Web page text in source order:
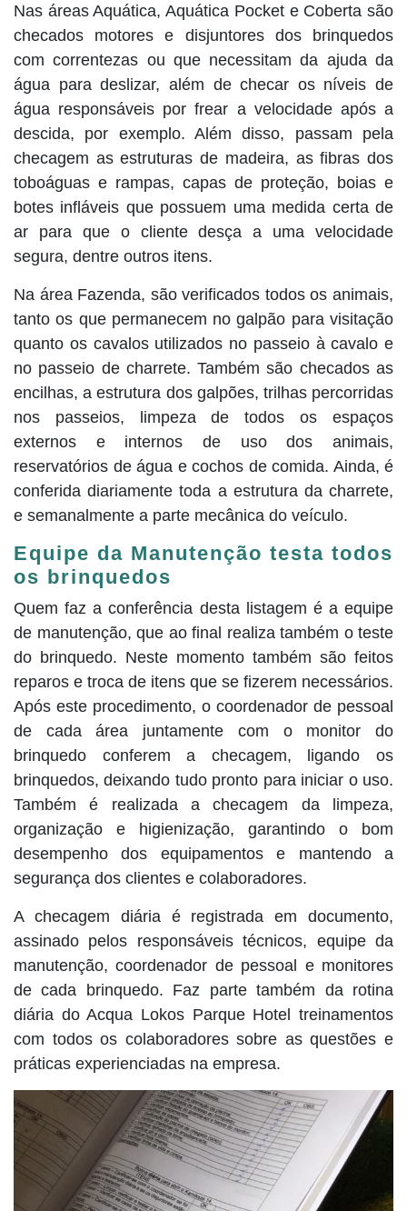
Nas áreas Aquática, Aquática Pocket e Coberta são
checados motores e disjuntores dos brinquedos
com correntezas ou que necessitam da ajuda da
água para deslizar, além de checar os níveis de
água responsáveis por frear a velocidade após a
descida, por exemplo. Além disso, passam pela
checagem as estruturas de madeira, as fibras dos
toboáguas e rampas, capas de proteção, boias e
botes infláveis que possuem uma medida certa de
ar para que o cliente desça a uma velocidade
segura, dentre outros itens.
Na área Fazenda, são verificados todos os animais,
tanto os que permanecem no galpão para visitação
quanto os cavalos utilizados no passeio à cavalo e
no passeio de charrete. Também são checados as
encilhas, a estrutura dos galpões, trilhas percorridas
nos passeios, limpeza de todos os espaços
externos e internos de uso dos animais,
reservatórios de água e cochos de comida. Ainda, é
conferida diariamente toda a estrutura da charrete,
e semanalmente a parte mecânica do veículo.
Equipe da Manutenção testa todos
os brinquedos
Quem faz a conferência desta listagem é a equipe
de manutenção, que ao final realiza também o teste
do brinquedo. Neste momento também são feitos
reparos e troca de itens que se fizerem necessários.
Após este procedimento, o coordenador de pessoal
de cada área juntamente com o monitor do
brinquedo conferem a checagem, ligando os
brinquedos, deixando tudo pronto para iniciar o uso.
Também é realizada a checagem da limpeza,
organização e higienização, garantindo o bom
desempenho dos equipamentos e mantendo a
segurança dos clientes e colaboradores.
A checagem diária é registrada em documento,
assinado pelos responsáveis técnicos, equipe da
manutenção, coordenador de pessoal e monitores
de cada brinquedo. Faz parte também da rotina
diária do Acqua Lokos Parque Hotel treinamentos
com todos os colaboradores sobre as questões e
práticas experienciadas na empresa.